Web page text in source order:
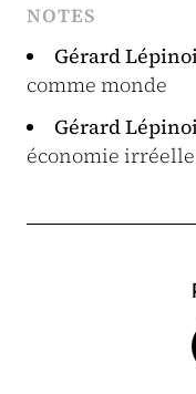
NOTES
Gérard
comme monde
Gérard
économie irréelle